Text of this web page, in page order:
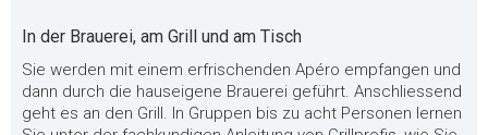
In der Brauerei, am Grill und am Tisch
Sie werden mit einem erfrischenden Apéro empfangen und
dann durch die hauseigene Brauerei geführt. Anschliessend
geht es an den Grill. In Gruppen bis zu acht Personen lernen